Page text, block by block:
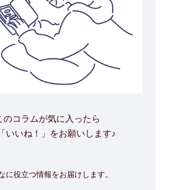
のコラムが気に入ったら
いいね！」をお願いします♪
に役立つ情報をお届けします。